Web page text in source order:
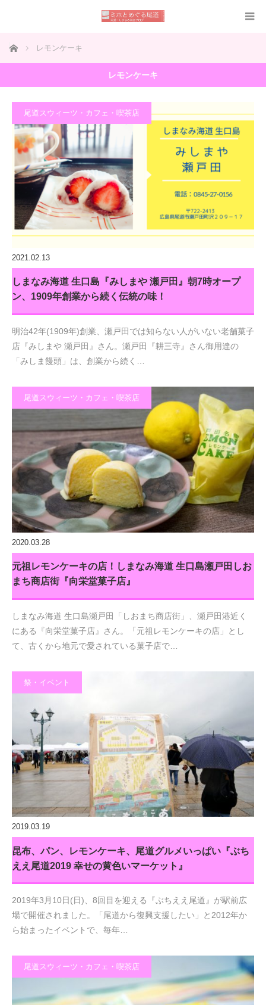
ホーム レモンケーキ
レモンケーキ
尾道スウィーツ・カフェ・喫茶店
2021.02.13
しまなみ海道 生口島『みしまや 瀬戸田』朝7時オープ
ン、1909年創業から続く伝統の味！
明治42年(1909年)創業、瀬戸田では知らない人がいない老舗菓子
店『みしまや 瀬戸田』さん。瀬戸田『耕三寺』さん御用達の
「みしま饅頭」は、創業から続く…
尾道スウィーツ・カフェ・喫茶店
2020.03.28
元祖レモンケーキの店！しまなみ海道 生口島瀬戸田しお
まち商店街『向栄堂菓子店』
しまなみ海道 生口島瀬戸田「しおまち商店街」、瀬戸田港近く
にある『向栄堂菓子店』さん。「元祖レモンケーキの店」とし
て、古くから地元で愛されている菓子店で…
祭・イベント
2019.03.19
昆布、パン、レモンケーキ、尾道グルメいっぱい『ぶち
ええ尾道2019 幸せの黄色いマーケット』
2019年3月10日(日)、8回目を迎える『ぶちええ尾道』が駅前広
場で開催されました。「尾道から復興支援したい」と2012年か
ら始まったイベントで、毎年…
尾道スウィーツ・カフェ・喫茶店